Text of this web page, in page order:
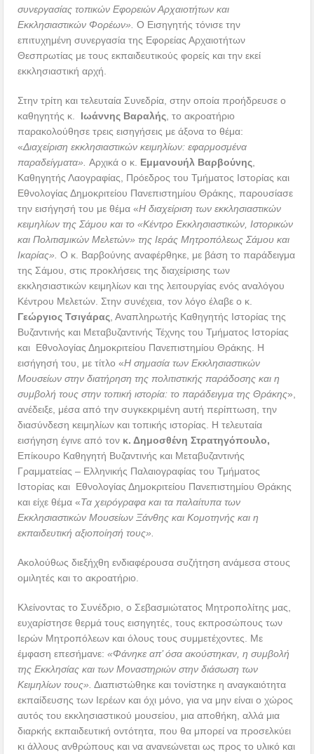
συνεργασίας τοπικών Εφορειών Αρχαιοτήτων και
Εκκλησιαστικών Φορέων».Ο Εισηγητής τόνισε την
επιτυχημένη συνεργασία της Εφορείας Αρχαιοτήτων
Θεσπρωτίας με τους εκπαιδευτικούς φορείς και την εκεί
εκκλησιαστική αρχή.
Στην τρίτη και τελευταία Συνεδρία, στην οποία προήδρευσε ο
καθηγητής κ. Ιωάννης Βαραλής , το ακροατήριο
παρακολούθησε τρεις εισηγήσεις με άξονα το θέμα:
«Διαχείριση εκκλησιαστικών κειμηλίων: εφαρμοσμένα
παραδείγματα».Αρχικά ο κ. Εμμανουήλ Βαρβούνης
Καθηγητής Λαογραφίας, Πρόεδρος του Τμήματος Ιστορίας και
Εθνολογίας Δημοκριτείου Πανεπιστημίου Θράκης, παρουσίασε
την εισήγησή του με θέμα «Η διαχείριση των εκκλησιαστικών
κειμηλίων της Σάμου και το «Κέντρο Εκκλησιαστικών, Ιστορικών
και Πολιτισμικών Μελετών» της Ιεράς Μητροπόλεως Σάμου και
Ικαρίας».Ο κ. Βαρβούνης αναφέρθηκε, με βάση το παράδειγμα
της Σάμου, στις προκλήσεις της διαχείρισης των
εκκλησιαστικών κειμηλίων και της λειτουργίας ενός αναλόγου
Κέντρου Μελετών. Στην συνέχεια, τον λόγο έλαβε ο κ.
Γεώργιος Τσιγάρας , Αναπληρωτής Καθηγητής Ιστορίας της
Βυζαντινής και Μεταβυζαντινής Τέχνης του Τμήματος Ιστορίας
και Εθνολογίας Δημοκριτείου Πανεπιστημίου Θράκης. Η
εισήγησή του, με τίτλο «Η σημασία των Εκκλησιαστικών
Μουσείων στην διατήρηση της πολιτιστικής παράδοσης και η
συμβολή τους στην τοπική ιστορία: το παράδειγμα της Θράκης»,
ανέδειξε, μέσα από την συγκεκριμένη αυτή περίπτωση, την
διασύνδεση κειμηλίων και τοπικής ιστορίας. Η τελευταία
εισήγηση έγινε από τον κ. Δημοσθένη Στρατηγόπουλο,
Επίκουρο Καθηγητή Βυζαντινής και Μεταβυζαντινής
Γραμματείας – Ελληνικής Παλαιογραφίας του Τμήματος
Ιστορίας και Εθνολογίας Δημοκριτείου Πανεπιστημίου Θράκης
και είχε θέμα «Τα χειρόγραφα και τα παλαίτυπα των
Εκκλησιαστικών Μουσείων Ξάνθης και Κομοτηνής και η
εκπαιδευτική αξιοποίησή τους».
Ακολούθως διεξήχθη ενδιαφέρουσα συζήτηση ανάμεσα στους
ομιλητές και το ακροατήριο.
Κλείνοντας το Συνέδριο, ο Σεβασμιώτατος Μητροπολίτης μας,
ευχαρίστησε θερμά τους εισηγητές, τους εκπροσώπους των
Ιερών Μητροπόλεων και όλους τους συμμετέχοντες. Με
έμφαση επεσήμανε:«Φάνηκε απ’ όσα ακούστηκαν, η συμβολή
της Εκκλησίας και των Μοναστηριών στην διάσωση των
Κειμηλίων τους». Διαπιστώθηκε και τονίστηκε η αναγκαιότητα
εκπαίδευσης των Ιερέων και όχι μόνο, για να μην είναι ο χώρος
αυτός του εκκλησιαστικού μουσείου, μια αποθήκη, αλλά μια
διαρκής εκπαιδευτική οντότητα, που θα μπορεί να προσελκύει
κι άλλους ανθρώπους και να ανανεώνεται ως προς το υλικό και